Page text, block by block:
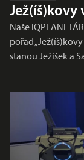
Jež(íš)kovy
Naše
pořad
stanou Ježíšek a